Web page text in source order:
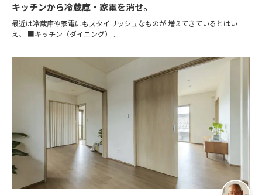
キッチンから冷蔵庫・家電を消せ。
最近は冷蔵庫や家電にもスタイリッシュなものが 増えてきているとはい
え、 ■キッチン（ダイニング） ...